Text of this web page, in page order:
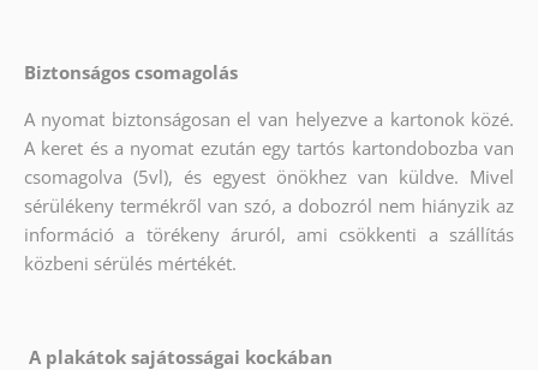
Biztonságos csomagolás
A nyomat biztonságosan el van helyezve a kartonok közé.
A keret és a nyomat ezután egy tartós kartondobozba van
csomagolva (5vl), és egyest önökhez van küldve. Mivel
sérülékeny termékről van szó, a dobozról nem hiányzik az
információ a törékeny áruról, ami csökkenti a szállítás
közbeni sérülés mértékét.
A plakátok sajátosságai kockában